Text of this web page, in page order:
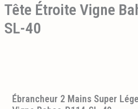
Tête Étroite Vigne
SL-40
Ébrancheur 2 Mains Super